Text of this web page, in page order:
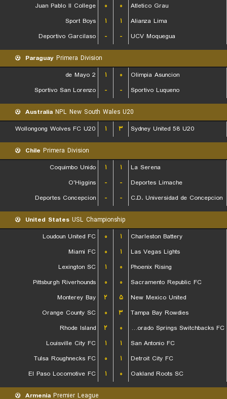
Juan Pablo II College
۰ ۰
Atletico Grau
Sport Boys
۱ ۱
Alianza Lima
Deportivo Garcilaso
- - UCV Moquegua
Paraguay Primera Division
2 de Mayo
۱ ۰
Olimpia Asuncion
Sportivo San Lorenzo
- - Sportivo Luqueno
Australia NPL New South Wales U20
Wollongong Wolves FC U20
۱ ۳ Sydney United 58 U20
Chile Primera Division
Coquimbo Unido
۱ ۱
La Serena
O'Higgins
- -
Deportes Limache
Deportes Concepcion
- - C.D. Universidad de Concepcion
United States USL Championship
Loudoun United FC
۰ ۱
Charleston Battery
Miami FC
۰ ۱
Las Vegas Lights
Lexington SC
۱ ۰
Phoenix Rising
Pittsburgh Riverhounds
۰ ۰
Sacramento Republic FC
Monterey Bay
۲ ۵
New Mexico United
Orange County SC
۰ ۳
Tampa Bay Rowdies
Rhode Island
۲ ۰
Colorado Springs Switchbacks FC
Louisville City FC
۱ ۱
San Antonio FC
Tulsa Roughnecks FC
۰ ۱
Detroit City FC
El Paso Locomotive FC
۱ ۰ Oakland Roots SC
Armenia Premier League